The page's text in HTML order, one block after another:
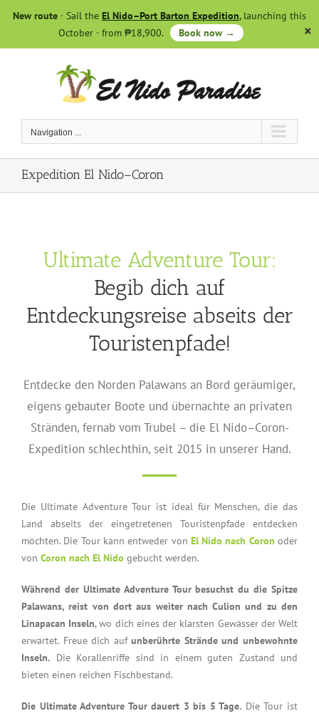
New route · Sail the El Nido–Port Barton Expedition, launching this
October · from ₱18,900.
Book now →
Navigation ...
Expedition El Nido–Coron
Ultimate Adventure Tour:
Begib dich auf
Entdeckungsreise abseits der
Touristenpfade!
Entdecke den Norden Palawans an Bord geräumiger,
eigens gebauter Boote und übernachte an privaten
Stränden, fernab vom Trubel – die El Nido–Coron-
Expedition schlechthin, seit 2015 in unserer Hand.
Die Ultimate Adventure Tour ist ideal für Menschen, die das
Land abseits der eingetretenen Touristenpfade entdecken
möchten. Die Tour kann entweder von El Nido nach Coron oder
von Coron nach El Nido gebucht werden.
Während der Ultimate Adventure Tour besuchst du die Spitze
Palawans, reist von dort aus weiter nach Culion und zu den
Linapacan Inseln, wo dich eines der klarsten Gewässer der Welt
erwartet. Freue dich aufunberührte Strände und unbewohnte
Inseln. Die Korallenriffe sind in einem guten Zustand und
bieten einen reichen Fischbestand.
Die Ultimate Adventure Tour dauert 3 bis 5 Tage. Die Tour ist